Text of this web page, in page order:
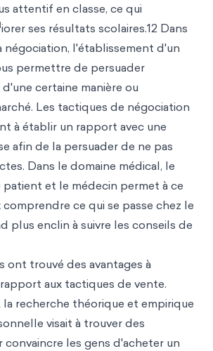
attentif en classe, ce qui
iorer ses résultats scolaires.12 Dans
négociation, l'établissement d'un
permettre de persuader
certaine manière ou
Les tactiques de négociation
à établir un rapport avec une
afin de la persuader de ne pas
Dans le domaine médical, le
et le médecin permet à ce
comprendre ce qui se passe chez le
plus enclin à suivre les conseils de
ont trouvé des avantages à
aux tactiques de vente.
recherche théorique et empirique
visait à trouver des
les gens d'acheter un